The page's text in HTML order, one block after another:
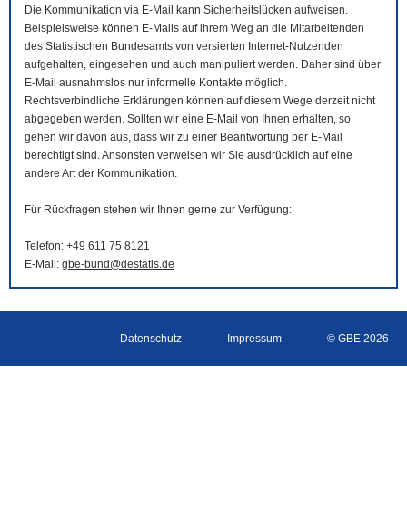
Die Kommunikation via E-Mail
kann Sicherheitslücken aufweisen.
Beispielsweise können E-Mails auf ihrem Weg an die Mitarbeitenden
des Statistischen Bundesamts von versierten Internet-Nutzenden
aufgehalten, eingesehen und auch manipuliert werden. Daher sind über
E-Mail ausnahmslos nur informelle Kontakte möglich.
Rechtsverbindliche Erklärungen können auf diesem Wege derzeit nicht
abgegeben werden. Sollten wir eine E-Mail von Ihnen erhalten, so
gehen wir davon aus, dass wir zu einer Beantwortung per E-Mail
berechtigt sind. Ansonsten verweisen wir Sie ausdrücklich auf eine
andere Art der Kommunikation.
Für Rückfragen stehen wir Ihnen gerne zur Verfügung:
Telefon: +49 611 75 8121
E-Mail : gbe-bund@destatis.de
Datenschutz Impressum © GBE 2026